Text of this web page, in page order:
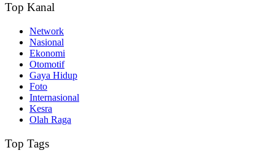
Top Kanal
Network
Nasional
Ekonomi
Otomotif
Gaya Hidup
Foto
Internasional
Kesra
Olah Raga
Top Tags